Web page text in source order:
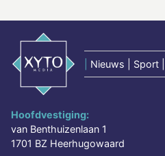
Nieuws | Sport
Hoofdvestiging:
van Benthuizenlaan 1
1701 BZ Heerhugowaard